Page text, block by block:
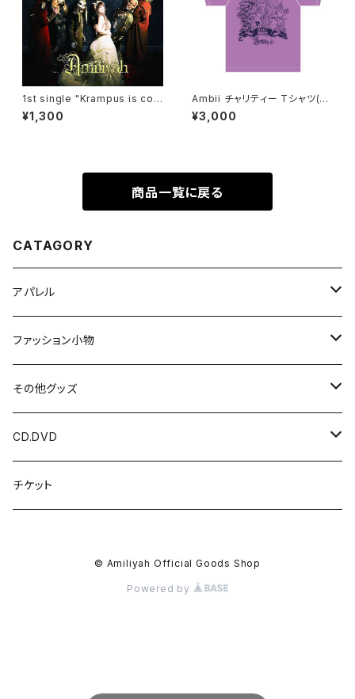
1st single "Krampus is com
ing to town"
¥1,300
Ambii チャリティー Tシャツ(ラ
ベンダー / チャコール)
¥3,000
商品一覧に戻る
CATAGORY
アパレル
Tシャツ
光 / 闇の国
HIDDEN DOOR
パーカー
ファッション小物
HIDDEN DOOR
LUNA ET SOL
アクセサリー
その他グッズ
アクリルキーホルダー
チェキ
CD.DVD
CDアルバム
チケット
© Amiliyah Official Goods Shop
Powered by